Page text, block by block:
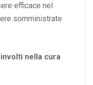
efficace nel
somministrate
nella cura